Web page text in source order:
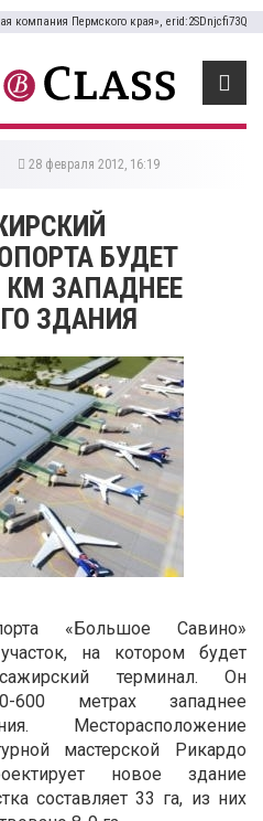
компания Пермского края», erid:2SDnjcfi73Q
28 февраля 2012, 16:19
БУДЕТ
КМ ЗАПАДНЕЕ
ЗДАНИЯ
«Большое Савино»
на котором будет
терминал. Он
600 метрах западнее
Месторасположение
мастерской Рикардо
новое здание
составляет 33 га, из них